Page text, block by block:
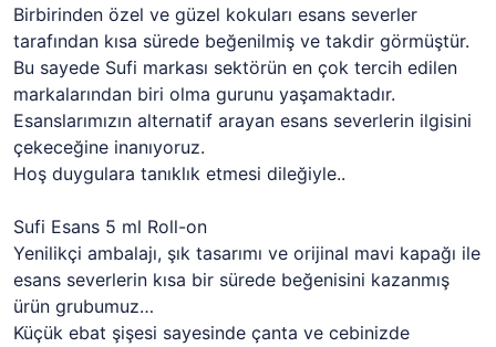
Birbirinden özel ve güzel kokuları esans severler
tarafından kısa sürede beğenilmiş ve takdir görmüştür.
Bu sayede Sufi markası sektörün en çok tercih edilen
markalarından biri olma gurunu yaşamaktadır.
Esanslarımızın alternatif arayan esans severlerin ilgisini
çekeceğine inanıyoruz.
Hoş duygulara tanıklık etmesi dileğiyle..
Sufi Esans 5 ml Roll-on
Yenilikçi ambalajı, şık tasarımı ve orijinal mavi kapağı ile
esans severlerin kısa bir sürede beğenisini kazanmış
ürün grubumuz…
Küçük ebat şişesi sayesinde çanta ve cebinizde